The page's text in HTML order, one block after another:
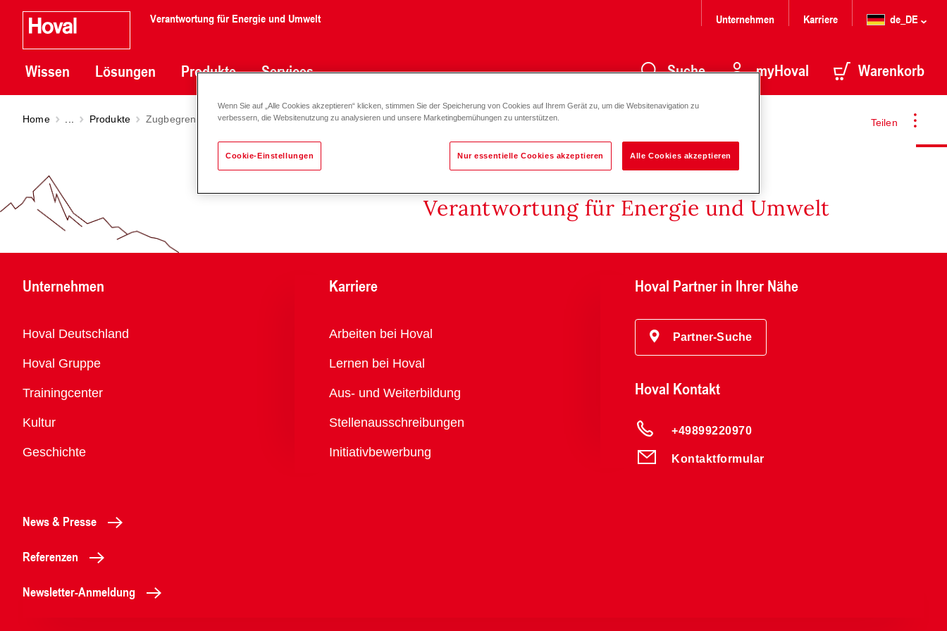
Verantwortung für Energie und Umwelt
Wissen Lösungen Produkte Services
Unternehmen Karriere de_DE
Suche myHoval Warenkorb
Teilen
Home Produkte Zugbegrenzer EZ (110-180)
Verantwortung für Energie und Umwelt
Unternehmen
Übersicht
Hoval Deutschland
Hoval Gruppe
Trainingcenter
Kultur
Geschichte
Karriere
Übersicht
Arbeiten bei Hoval
Lernen bei Hoval
Aus- und Weiterbildung
Stellenausschreibungen
Initiativbewerbung
Hoval Partner in Ihrer Nähe
Partner-Suche
Hoval Kontakt
+49899220970
Kontaktformular
News & Presse
Referenzen
Newsletter-Anmeldung
Wenn Sie auf „Alle Cookies akzeptieren“ klicken, stimmen Sie der Speicherung von Cookies auf Ihrem Gerät zu, um die Websitenavigation zu
verbessern, die Websitenutzung zu analysieren und unsere Marketingbemühungen zu unterstützen.
Cookie-Einstellungen Nur essentielle Cookies akzeptieren Alle Cookies akzeptieren